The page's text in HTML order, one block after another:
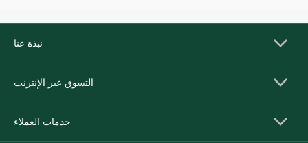
نبذة عنا
التسوق عبر الإنترنت
خدمات العملاء